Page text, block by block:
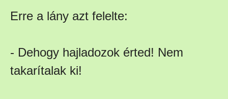
Erre a lány azt felelte:
- Dehogy hajladozok érted! Nem
takarítalak ki!